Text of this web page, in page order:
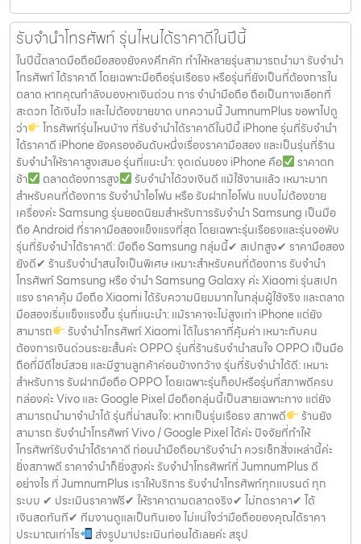
รับจำนำโทรศัพท์ รุ่นไหนได้ราคาดีในปีนี้
ในปีนี้ตลาดมือถือมือสองยังคงคึกคัก ทำให้หลายรุ่นสามารถนำมา รับจำนำ
โทรศัพท์ ได้ราคาดี โดยเฉพาะมือถือรุ่นเรือธง หรือรุ่นที่ยังเป็นที่ต้องการใน
ตลาด หากคุณกำลังมองหาเงินด่วน การ จำนำมือถือ ถือเป็นทางเลือกที่
สะดวก ได้เงินไว และไม่ต้องขายขาด บทความนี้ JumnumPlus ขอพาไปดู
ว่า
โทรศัพท์รุ่นไหนบ้าง ที่รับจำนำได้ราคาดีในปีนี้ iPhone รุ่นที่รับจำนำ
ได้ราคาดี iPhone ยังครองอันดับหนึ่งเรื่องราคามือสอง และเป็นรุ่นที่ร้าน
รับจำนำให้ราคาสูงเสมอ รุ่นที่แนะนำ: จุดเด่นของ iPhone คือ
ราคาตก
ช้า
ตลาดต้องการสูง
รับจำนำได้วงเงินดี แม้ใช้งานแล้ว เหมาะมาก
สำหรับคนที่ต้องการ รับจำนำไอโฟน หรือ รับฝากไอโฟน แบบไม่ต้องขาย
เครื่องค่ะ Samsung รุ่นยอดนิยมสำหรับการรับจำนำ Samsung เป็นมือ
ถือ Android ที่ราคามือสองแข็งแรงที่สุด โดยเฉพาะรุ่นเรือธงและรุ่นจอพับ
รุ่นที่รับจำนำได้ราคาดี: มือถือ Samsung กลุ่มนี้✔ สเปกสูง✔ ราคามือสอง
ยังดี✔ ร้านรับจำนำสนใจเป็นพิเศษ เหมาะสำหรับคนที่ต้องการ รับจำนำ
โทรศัพท์ Samsung หรือ จำนำ Samsung Galaxy ค่ะ Xiaomi รุ่นสเปก
แรง ราคาคุ้ม มือถือ Xiaomi ได้รับความนิยมมากในกลุ่มผู้ใช้จริง และตลาด
มือสองเริ่มแข็งแรงขึ้น รุ่นที่แนะนำ: แม้ราคาจะไม่สูงเท่า iPhone แต่ยัง
สามารถ
รับจำนำโทรศัพท์ Xiaomi ได้ในราคาที่คุ้มค่า เหมาะกับคน
ต้องการเงินด่วนระยะสั้นค่ะ OPPO รุ่นที่ร้านรับจำนำสนใจ OPPO เป็นมือ
ถือที่มีดีไซน์สวย และมีฐานลูกค้าค่อนข้างกว้าง รุ่นที่รับจำนำได้ดี: เหมาะ
สำหรับการ รับฝากมือถือ OPPO โดยเฉพาะรุ่นท็อปหรือรุ่นที่สภาพดีครบ
กล่องค่ะ Vivo และ Google Pixel มือถือกลุ่มนี้เป็นสายเฉพาะทาง แต่ยัง
สามารถนำมาจำนำได้ รุ่นที่น่าสนใจ: หากเป็นรุ่นเรือธง สภาพดี
ร้านยัง
สามารถ รับจำนำโทรศัพท์ Vivo / Google Pixel ได้ค่ะ ปัจจัยที่ทำให้
โทรศัพท์รับจำนำได้ราคาดี ก่อนนำมือถือมารับจำนำ ควรเช็กสิ่งเหล่านี้ค่ะ
ยิ่งสภาพดี ราคาจำนำก็ยิ่งสูงค่ะ รับจำนำโทรศัพท์ที่ JumnumPlus ดี
อย่างไร ที่ JumnumPlus เราให้บริการ รับจำนำโทรศัพท์ทุกแบรนด์ ทุก
ระบบ ✔ ประเมินราคาฟรี✔ ให้ราคาตามตลาดจริง✔ ไม่กดราคา✔ ได้
เงินสดทันที✔ ทีมงานดูแลเป็นกันเอง ไม่แน่ใจว่ามือถือของคุณได้ราคา
ประมาณเท่าไร
ส่งรูปมาประเมินก่อนได้เลยค่ะ สรุป